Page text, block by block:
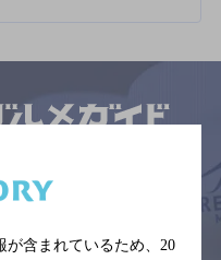
などの掲載情報については、
がありますので、
含まれているため、 20